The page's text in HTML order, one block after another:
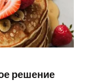
решение